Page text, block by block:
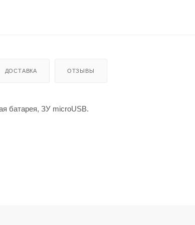
ДОСТАВКА ОТЗЫВЫ
батарея, ЗУ microUSB.